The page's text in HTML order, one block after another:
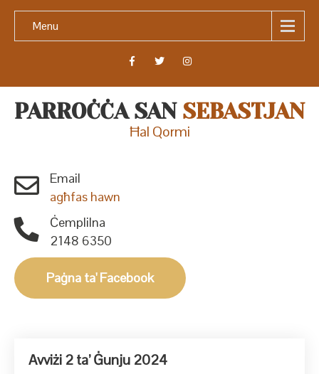
Menu
PARROĊĊA SAN SEBASTJAN
Ħal Qormi
Email
agħfas hawn
Ċemplilna
2148 6350
Paġna ta' Facebook
Avviżi 2 ta’ Ġunju 2024